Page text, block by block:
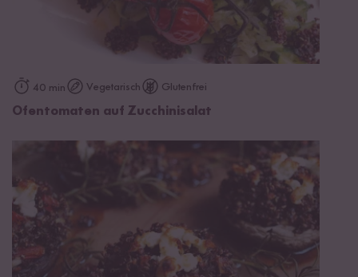
40 min Vegetarisch Glutenfrei
Ofentomaten auf Zucchinisalat